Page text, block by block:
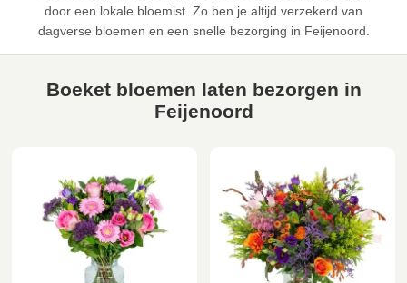
door een lokale bloemist. Zo ben je altijd verzekerd van
dagverse bloemen en een snelle bezorging in Feijenoord.
Boeket bloemen laten bezorgen in
Feijenoord